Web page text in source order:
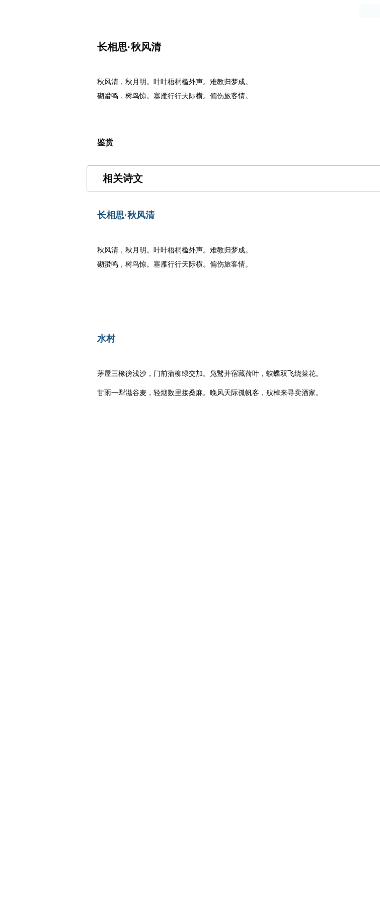
长相思·秋风清
秋风清，秋月明。叶叶梧桐槛外声。难教归梦成。
砌蛩鸣，树鸟惊。塞雁行行天际横。偏伤旅客情。
鉴赏
相关诗文
长相思·秋风清
秋风清，秋月明。叶叶梧桐槛外声。难教归梦成。
砌蛩鸣，树鸟惊。塞雁行行天际横。偏伤旅客情。
水村
茅屋三椽徬浅沙，门前蒲柳绿交加。凫鹥并宿藏荷叶，蛱蝶双飞绕菜花。
甘雨一犁滋谷麦，轻烟数里接桑麻。晚风天际孤帆客，舣棹来寻卖酒家。